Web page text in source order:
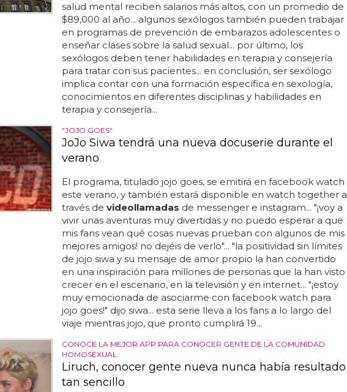
salud mental reciben salarios más altos, con un promedio de
$89,000 al año... algunos sexólogos también pueden trabajar
en programas de prevención de embarazos adolescentes o
enseñar clases sobre la salud sexual... por último, los
sexólogos deben tener habilidades en terapia y consejería
para tratar con sus pacientes... en conclusión, ser sexólogo
implica contar con una formación específica en sexología,
conocimientos en diferentes disciplinas y habilidades en
terapia y consejería...
"JOJO GOES"
JoJo Siwa tendrá una nueva docuserie durante el
verano
El programa, titulado jojo goes, se emitirá en facebook watch
este verano, y también estará disponible en watch together a
través de videollamadas de messenger e instagram... "¡voy a
vivir unas aventuras muy divertidas y no puedo esperar a que
mis fans vean qué cosas nuevas prueban con algunos de mis
mejores amigos! no dejéis de verlo"... "la positividad sin límites
de jojo siwa y su mensaje de amor propio la han convertido
en una inspiración para millones de personas que la han visto
crecer en el escenario, en la televisión y en internet... "¡estoy
muy emocionada de asociarme con facebook watch para
jojo goes!" dijo siwa... esta serie lleva a los fans a lo largo del
viaje mientras jojo, que pronto cumplirá 19...
CONOCE LA MEJOR APP PARA CONOCER GENTE DE LA COMUNIDAD
HOMOSEXUAL
Liruch, conocer gente nueva nunca había resultado
tan sencillo